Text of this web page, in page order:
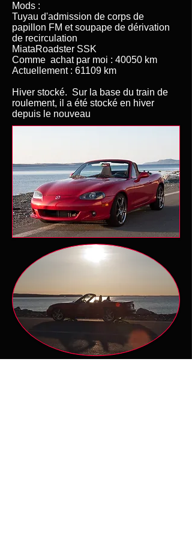
Mods :
Tuyau d'admission de corps de
papillon FM et soupape de dérivation
de recirculation
MiataRoadster SSK
Comme achat par moi : 40050 km
Actuellement : 61109 km
Hiver stocké. Sur la base du train de
roulement, il a été stocké en hiver
depuis le nouveau